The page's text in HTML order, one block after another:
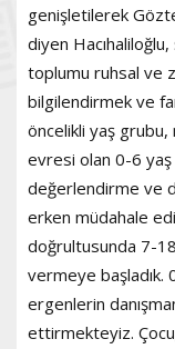
genişletilerek
diyen
toplumu ruhsal ve
bilgilendirmek ve
öncelikli yaş
evresi olan 0-6 yaş
değerlendirme ve
erken müdahale
doğrultusunda 7-
vermeye başladık.
ergenlerin
ettirmekteyiz.